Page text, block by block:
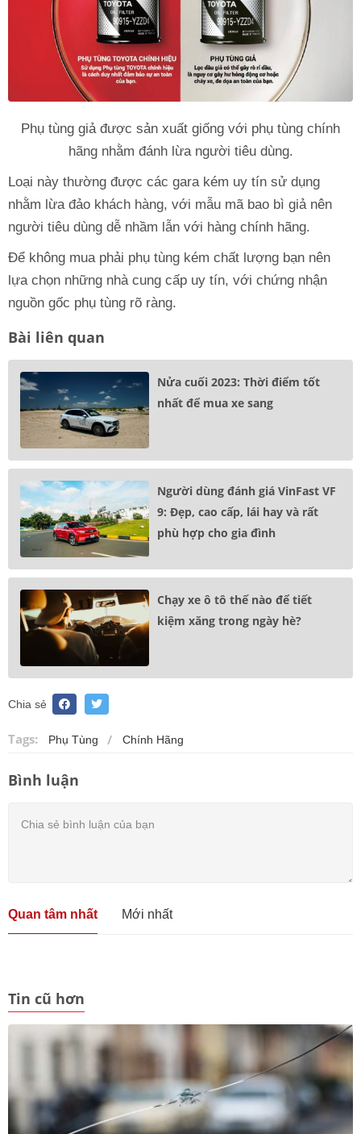
Phụ tùng giả được sản xuất giống với phụ tùng chính
hãng nhằm đánh lừa người tiêu dùng.
Loại này thường được các gara kém uy tín sử dụng
nhằm lừa đảo khách hàng, với mẫu mã bao bì giả nên
người tiêu dùng dễ nhầm lẫn với hàng chính hãng.
Để không mua phải phụ tùng kém chất lượng bạn nên
lựa chọn những nhà cung cấp uy tín, với chứng nhận
nguồn gốc phụ tùng rõ ràng.
Bài liên quan
Nửa cuối 2023: Thời điểm tốt
nhất để mua xe sang
Người dùng đánh giá VinFast VF
9: Đẹp, cao cấp, lái hay và rất
phù hợp cho gia đình
Chạy xe ô tô thế nào để tiết
kiệm xăng trong ngày hè?
Chia sẻ
Tags: Phụ Tùng Chính Hãng
Bình luận
Quan tâm nhất Mới nhất
Tin cũ hơn